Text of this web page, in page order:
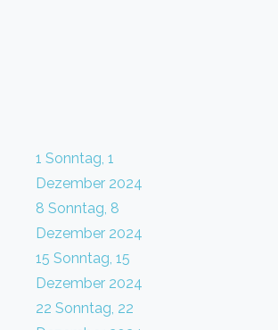
1 Sonntag, 1
Dezember 2024
8 Sonntag, 8
Dezember 2024
15 Sonntag, 15
Dezember 2024
22 Sonntag, 22